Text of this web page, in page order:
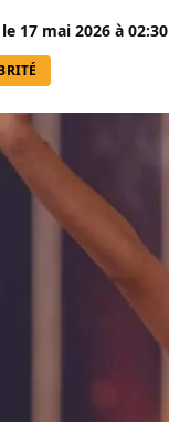
17 mai 2026 à 02:30